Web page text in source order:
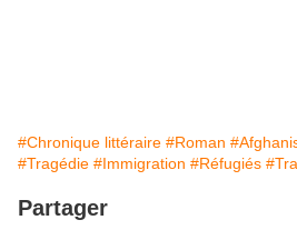
#Chronique littéraire #Roman
#Tragédie #Immigration #Réfugiés
Partager